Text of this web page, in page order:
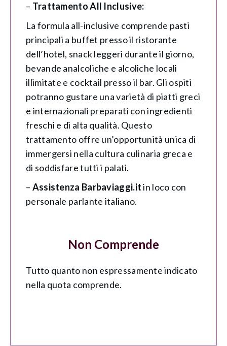
– Trattamento All Inclusive:
La formula all-inclusive comprende pasti
principali a buffet presso il ristorante
dell’hotel, snack leggeri durante il giorno,
bevande analcoliche e alcoliche locali
illimitate e cocktail presso il bar. Gli ospiti
potranno gustare una varietà di piatti greci
e internazionali preparati con ingredienti
freschi e di alta qualità. Questo
trattamento offre un’opportunità unica di
immergersi nella cultura culinaria greca e
di soddisfare tutti i palati.
– Assistenza Barbaviaggi.itin loco con
personale parlante italiano.
Non Comprende
Tutto quanto non espressamente indicato
nella quota comprende.